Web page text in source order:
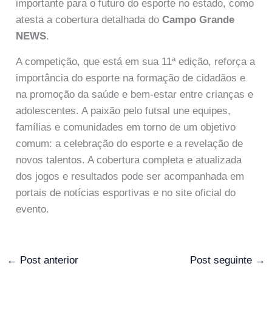
importante para o futuro do esporte no estado, como
atesta a cobertura detalhada doCampo Grande
NEWS.
A competição, que está em sua 11ª edição, reforça a
importância do esporte na formação de cidadãos e
na promoção da saúde e bem-estar entre crianças e
adolescentes. A paixão pelo futsal une equipes,
famílias e comunidades em torno de um objetivo
comum: a celebração do esporte e a revelação de
novos talentos. A cobertura completa e atualizada
dos jogos e resultados pode ser acompanhada em
portais de notícias esportivas e no site oficial do
evento.
← Post anterior Post seguinte →